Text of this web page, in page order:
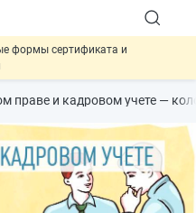
формы сертификата и
при оценке профрисков
НПО и долгосрочных
упрощении госзакупок по 44-ФЗ
праве и кадровом учете —